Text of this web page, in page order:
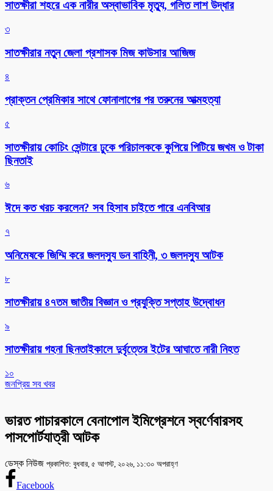
সাতক্ষীরা শহরে এক নারীর অস্বাভাবিক মৃত্যু, গলিত লাশ উদ্ধার
৩
সাতক্ষীরার নতুন জেলা প্রশাসক মিজ কাউসার আজিজ
৪
প্রাক্তন প্রেমিকার সাথে ফোনালাপের পর তরুনের আত্মহত্যা
৫
সাতক্ষীরায় কোচিং সেন্টারে ঢুকে পরিচালককে কুপিয়ে পিটিয়ে জখম ও টাকা
ছিনতাই
৬
ঈদে কত খরচ করলেন? সব হিসাব চাইতে পারে এনবিআর
৭
অনিমেষকে জিম্মি করে জলদস্যু ডন বাহিনী, ৩ জলদস্যু আটক
৮
সাতক্ষীরায় ৪৭তম জাতীয় বিজ্ঞান ও প্রযুক্তি সপ্তাহ উদ্বোধন
৯
সাতক্ষীরায় গহনা ছিনতাইকালে দুর্বৃত্তের ইটের আঘাতে নারী নিহত
১০
জনপ্রিয় সব খবর
ভারত পাচারকালে বেনাপোল ইমিগ্রেশনে স্বর্ণেবারসহ
পাসপোর্টযাত্রী আটক
ডেস্ক নিউজ প্রকাশিত: বুধবার, ৫ আগস্ট, ২০২৬, ১১:৩০ অপরাহ্ণ
Facebook